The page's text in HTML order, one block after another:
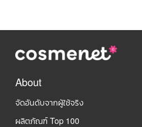
About
จัดอันดับจากผู้ใช้จริง
ผลิตภัณฑ์ Top 100